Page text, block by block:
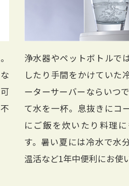
浄水器やペットボトルで
したり手間をかけていた
ーターサーバーならいつ
て水を一杯。息抜きにコ
にご飯を炊いたり料理
す。暑い夏には冷水で水
温活など1年中便利にお使